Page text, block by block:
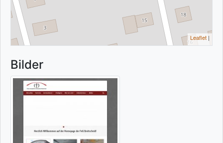
Leaflet |
Bilder